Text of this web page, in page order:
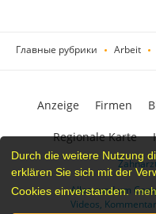
Durch die weitere Nutzung
erklären Sie sich mit der
Cookies einverstanden.
Главные рубрики Arbeit
Alles rund um
Videos,
Anzeige Firmen
Regionale Karte